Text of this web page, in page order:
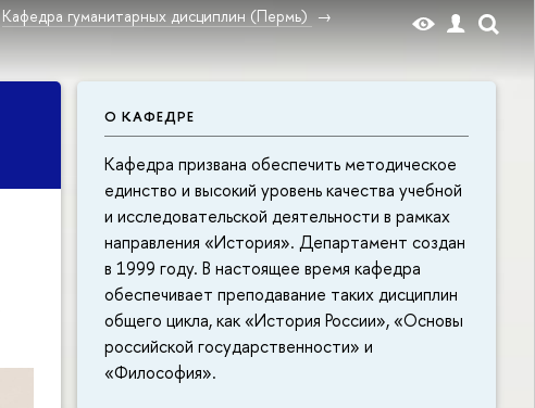
Кафедра гуманитарных дисциплин (Пермь)
О КАФЕДРЕ
Кафедра призвана обеспечить методическое
единство и высокий уровень качества учебной
и исследовательской деятельности в рамках
направления «История». Департамент создан
в 1999 году. В настоящее время кафедра
обеспечивает преподавание таких дисциплин
общего цикла, как «История России», «Основы
российской государственности» и
«Философия».